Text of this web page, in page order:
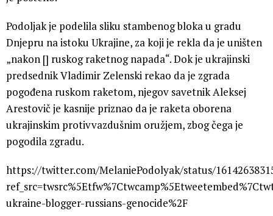
Podoljak je podelila sliku stambenog bloka u gradu
Dnjepru na istoku Ukrajine, za koji je rekla da je uništen
„nakon [] ruskog raketnog napada“. Dok je ukrajinski
predsednik Vladimir Zelenski rekao da je zgrada
pogođena ruskom raketom, njegov savetnik Aleksej
Arestovič je kasnije priznao da je raketa oborena
ukrajinskim protivvazdušnim oružjem, zbog čega je
pogodila zgradu.
https://twitter.com/MelaniePodolyak/status/
ukraine-blogger-russians-genocide%2F